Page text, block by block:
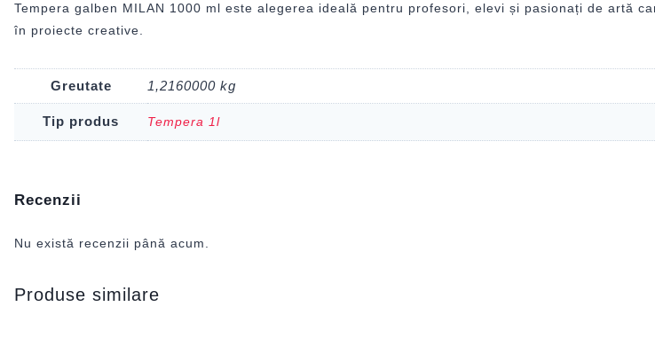
Tempera galben MILAN 1000 ml este alegerea ideală pentru profesori, elevi și pasionați de artă
în proiecte creative.
Greutate 1,2160000 kg
Tip produs Tempera 1l
Recenzii
Nu există recenzii până acum.
Produse similare